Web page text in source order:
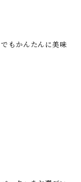
もかんたんに美味